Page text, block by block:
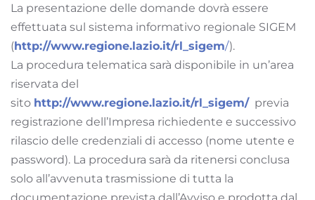
La presentazione delle domande dovrà essere
effettuata sul sistema informativo regionale SIGEM
(http://www.regione.lazio.it/rl_sigem/).
La procedura telematica sarà disponibile in un’area
riservata del
sito http://www.regione.lazio.it/rl_sigem/previa
registrazione dell’Impresa richiedente e successivo
rilascio delle credenziali di accesso (nome utente e
password). La procedura sarà da ritenersi conclusa
solo all’avvenuta trasmissione di tutta la
documentazione prevista dall’Avviso e prodotta dal